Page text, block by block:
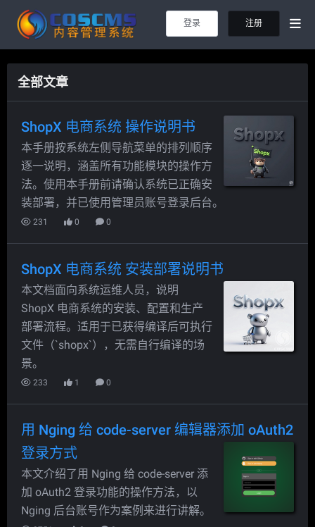
登录 注册
全部文章
ShopX 电商系统 操作说明书
本手册按系统左侧导航菜单的排列顺序
逐一说明，涵盖所有功能模块的操作方
法。使用本手册前请确认系统已正确安
装部署，并已使用管理员账号登录后台。
231 0 0
ShopX 电商系统 安装部署说明书
本文档面向系统运维人员，说明
ShopX 电商系统的安装、配置和生产
部署流程。适用于已获得编译后可执行
文件（`shopx`），无需自行编译的场
景。
233 1 0
用 Nging 给 code-server 编辑器添加 oAuth2
登录方式
本文介绍了用 Nging 给 code-server 添
加 oAuth2 登录功能的操作方法，以
Nging 后台账号作为案例来进行讲解。